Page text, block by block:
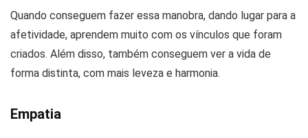
Quando conseguem fazer essa manobra, dando lugar para a
afetividade, aprendem muito com os vínculos que foram
criados. Além disso, também conseguem ver a vida de
forma distinta, com mais leveza e harmonia.
Empatia